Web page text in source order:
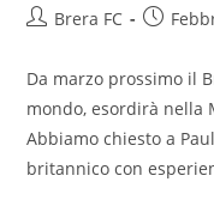
Brera FC
Da marzo prossimo il
mondo, esordirà nella
Abbiamo chiesto a
britannico con